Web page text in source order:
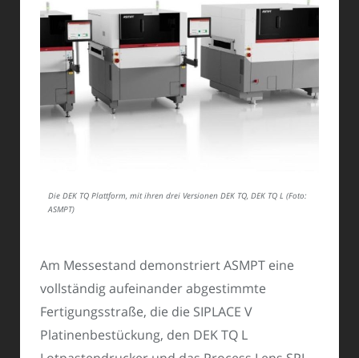
Die DEK TQ Plattform, mit ihren drei Versionen DEK TQ, DEK TQ L (Foto:
ASMPT)
Am Messestand demonstriert ASMPT eine
vollständig aufeinander abgestimmte
Fertigungsstraße, die die SIPLACE V
Platinenbestückung, den DEK TQ L